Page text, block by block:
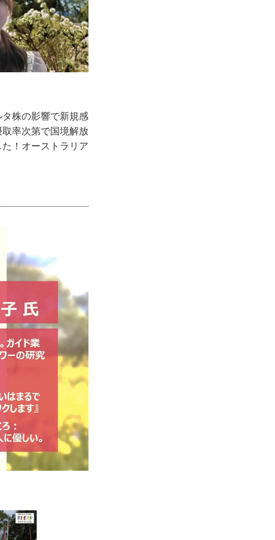
株の影響で新規感
率次第で国境解放
！オーストラリア